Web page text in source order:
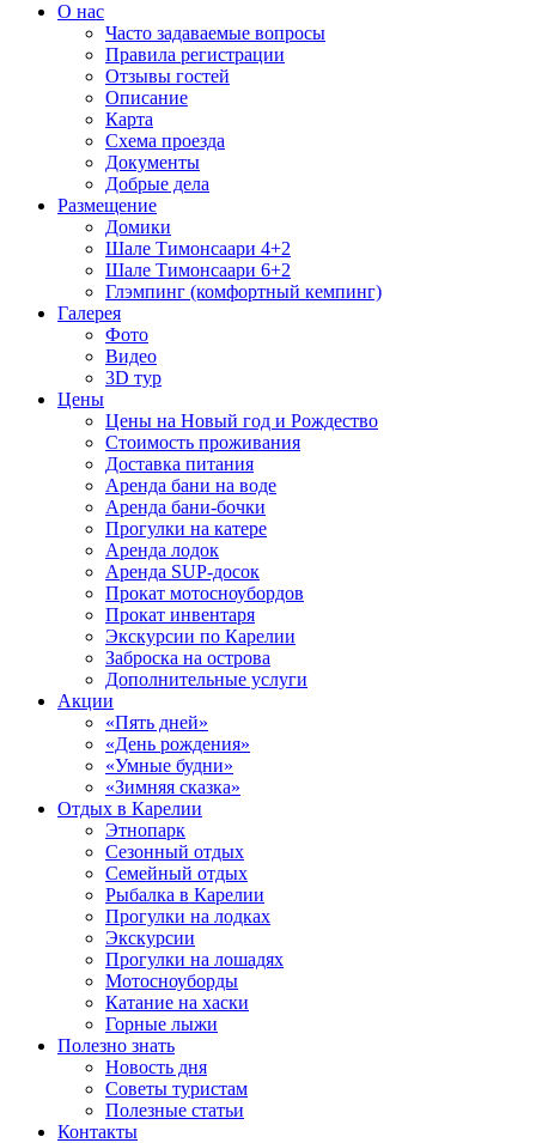
О нас
Часто задаваемые вопросы
Правила регистрации
Отзывы гостей
Описание
Карта
Схема проезда
Документы
Добрые дела
Размещение
Домики
Шале Тимонсаари 4+2
Шале Тимонсаари 6+2
Глэмпинг (комфортный кемпинг)
Галерея
Фото
Видео
3D тур
Цены
Цены на Новый год и Рождество
Стоимость проживания
Доставка питания
Аренда бани на воде
Аренда бани-бочки
Прогулки на катере
Аренда лодок
Аренда SUP-досок
Прокат мотосноубордов
Прокат инвентаря
Экскурсии по Карелии
Заброска на острова
Дополнительные услуги
Акции
«Пять дней»
«День рождения»
«Умные будни»
«Зимняя сказка»
Отдых в Карелии
Этнопарк
Сезонный отдых
Семейный отдых
Рыбалка в Карелии
Прогулки на лодках
Экскурсии
Прогулки на лошадях
Мотосноуборды
Катание на хаски
Горные лыжи
Полезно знать
Новость дня
Советы туристам
Полезные статьи
Контакты